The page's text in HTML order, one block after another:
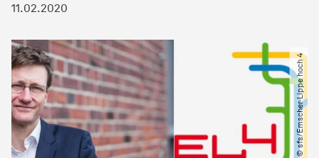
11.02.2020
© sfs​/​Emscher-Lippe hoch 4